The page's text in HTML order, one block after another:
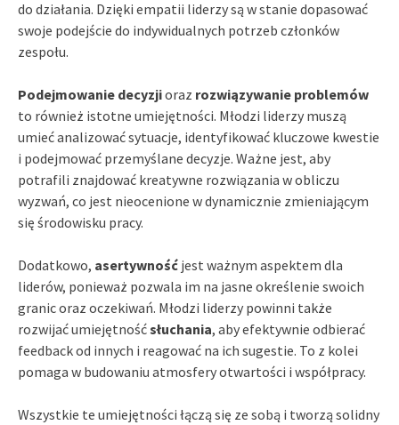
do działania. Dzięki empatii liderzy są w stanie dopasować
swoje podejście do indywidualnych potrzeb członków
zespołu.
Podejmowanie decyzjioraz rozwiązywanie problemów
to również istotne umiejętności. Młodzi liderzy muszą
umieć analizować sytuacje, identyfikować kluczowe kwestie
i podejmować przemyślane decyzje. Ważne jest, aby
potrafili znajdować kreatywne rozwiązania w obliczu
wyzwań, co jest nieocenione w dynamicznie zmieniającym
się środowisku pracy.
Dodatkowo, asertywność jest ważnym aspektem dla
liderów, ponieważ pozwala im na jasne określenie swoich
granic oraz oczekiwań. Młodzi liderzy powinni także
rozwijać umiejętnośćsłuchania, aby efektywnie odbierać
feedback od innych i reagować na ich sugestie. To z kolei
pomaga w budowaniu atmosfery otwartości i współpracy.
Wszystkie te umiejętności łączą się ze sobą i tworzą solidny